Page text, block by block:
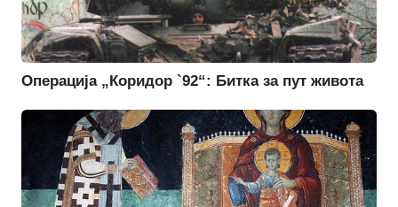
Операција „Коридор `92“: Битка за пут живота